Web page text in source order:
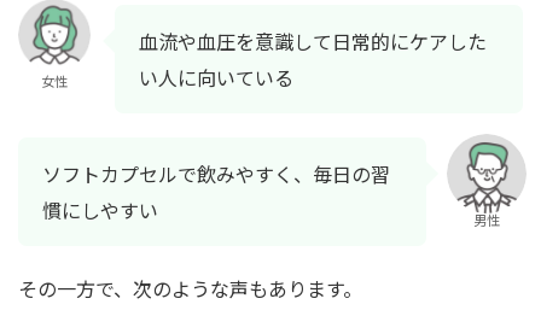
女性
血流や血圧を意識して日常的にケアした
い人に向いている
ソフトカプセルで飲みやすく、毎日の習
慣にしやすい
男性
その一方で、次のような声もあります。